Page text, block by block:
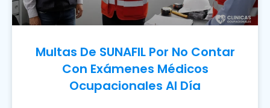
Multas De SUNAFIL Por No Contar
Con Exámenes Médicos
Ocupacionales Al Día